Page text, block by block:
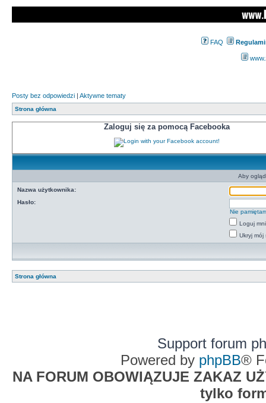
FAQ
Posty bez odpowiedzi | Aktywne tematy
Strona główna
Zaloguj się za pomocą Facebooka
Aby
Nazwa użytkownika:
Hasło:
Nie
Loguj
Ukryj mój
Strona główna
Support forum
Powered by phpBB®
NA FORUM OBOWIĄZUJE ZAKAZ
tylko